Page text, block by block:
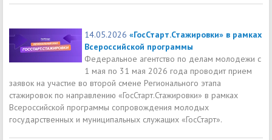
14.05.2026 «ГосСтарт.Стажировки» в рамках
Всероссийской программы
Федеральное агентство по делам молодежи с
1 мая по 31 мая 2026 года проводит прием
заявок на участие во второй смене Регионального этапа
стажировок по направлению «ГосСтарт.Стажировки» в рамках
Всероссийской программы сопровождения молодых
государственных и муниципальных служащих «ГосСтарт».